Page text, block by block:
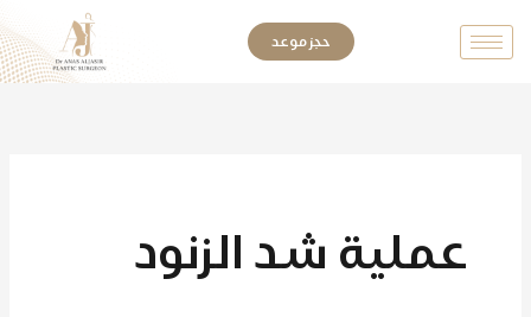
حجز موعد
عملية شد الزنود